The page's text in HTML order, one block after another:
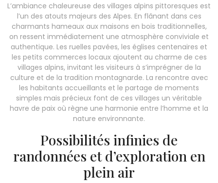
L’ambiance chaleureuse des villages alpins pittoresques est
l’un des atouts majeurs des Alpes. En flânant dans ces
charmants hameaux aux maisons en bois traditionnelles,
on ressent immédiatement une atmosphère conviviale et
authentique. Les ruelles pavées, les églises centenaires et
les petits commerces locaux ajoutent au charme de ces
villages alpins, invitant les visiteurs à s’imprégner de la
culture et de la tradition montagnarde. La rencontre avec
les habitants accueillants et le partage de moments
simples mais précieux font de ces villages un véritable
havre de paix où règne une harmonie entre l’homme et la
nature environnante.
Possibilités infinies de
randonnées et d’exploration en
plein air